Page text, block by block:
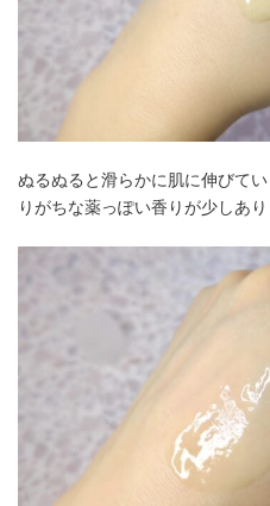
ぬるぬると滑らかに肌に伸びて
りがちな薬っぽい香りが少しあり